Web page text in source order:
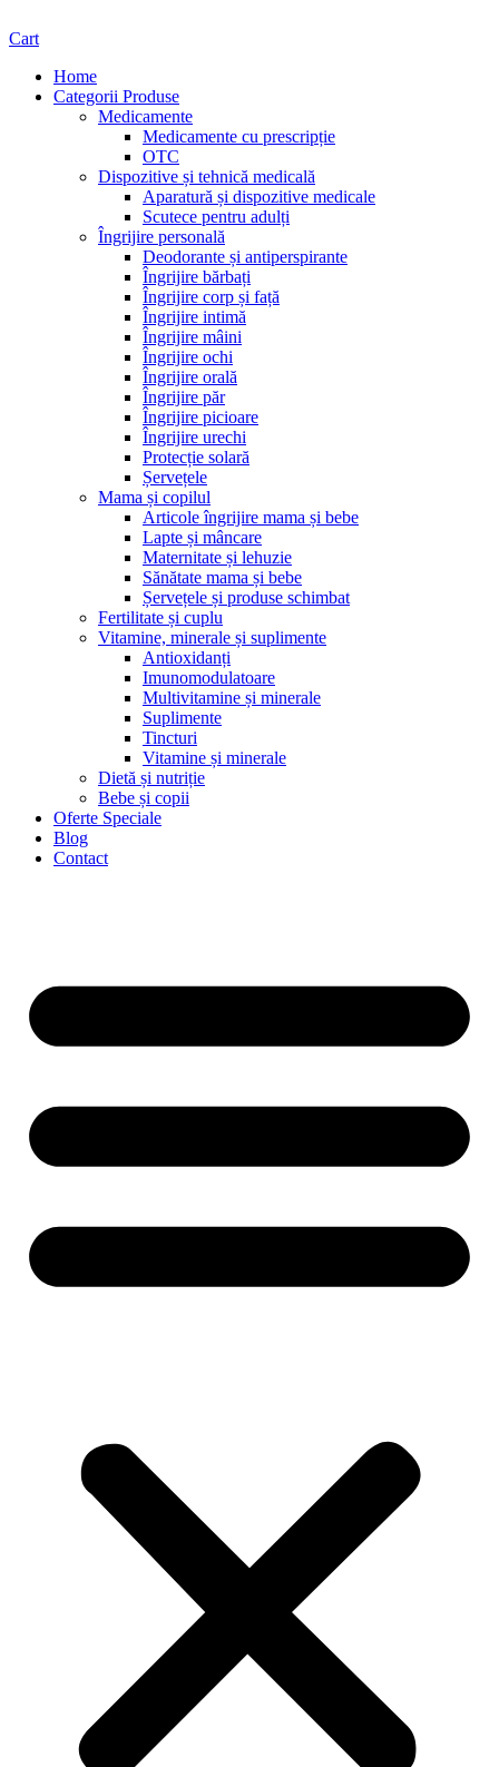
Cart
Home
Categorii Produse
Medicamente
Medicamente cu prescripție
OTC
Dispozitive și tehnică medicală
Aparatură și dispozitive medicale
Scutece pentru adulți
Îngrijire personală
Deodorante și antiperspirante
Îngrijire bărbați
Îngrijire corp și față
Îngrijire intimă
Îngrijire mâini
Îngrijire ochi
Îngrijire orală
Îngrijire păr
Îngrijire picioare
Îngrijire urechi
Protecție solară
Șervețele
Mama și copilul
Articole îngrijire mama și bebe
Lapte și mâncare
Maternitate și lehuzie
Sănătate mama și bebe
Șervețele și produse schimbat
Fertilitate și cuplu
Vitamine, minerale și suplimente
Antioxidanți
Imunomodulatoare
Multivitamine și minerale
Suplimente
Tincturi
Vitamine și minerale
Dietă și nutriție
Bebe și copii
Oferte Speciale
Blog
Contact